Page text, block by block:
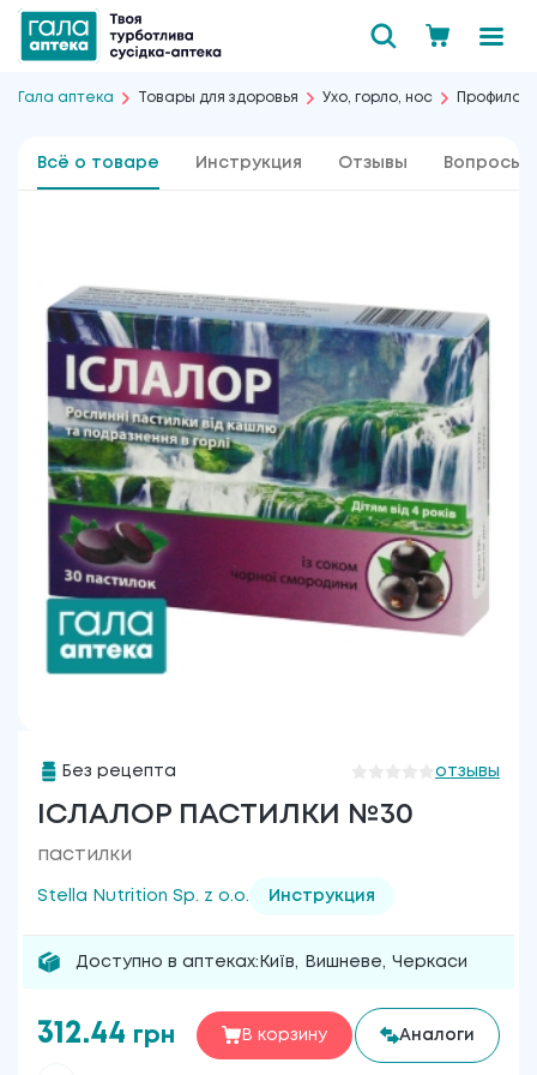
Гала аптека Товары для здоровья Ухо, горло, нос
Всё о товаре Инструкция Отзывы Вопросы
Без рецепта отзывы
ІСЛАЛОР ПАСТИЛКИ №30
пастилки
Stella Nutrition Sp. z o.o. Инструкция
Доступно в аптеках: Київ, Вишневе, Черкаси
312.44 грн В корзину Аналоги